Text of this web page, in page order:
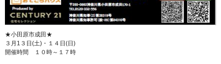
★小田原市成田★
３月1３日(土)・１４日(日)
開催時間 １０時～１７時